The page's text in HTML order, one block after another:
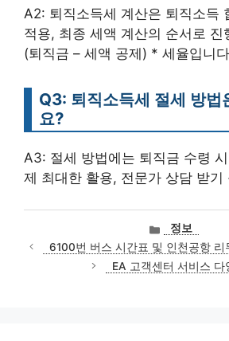
A2: 퇴직소득세 계산은 퇴직소득
적용, 최종 세액 계산의 순서로 진
(퇴직금 – 세액 공제) * 세율입니
Q3: 퇴직소득세 절세 방법
요?
A3: 절세 방법에는 퇴직금 수령
제 최대한 활용, 전문가 상담 받기
카
테
고
리
정보
6100번 버스 시간표 및 인천공항 리
EA 고객센터 서비스 다